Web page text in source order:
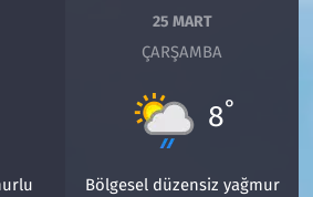
25 MART
ÇARŞAMBA
8°
Bölgesel düzensiz yağmur